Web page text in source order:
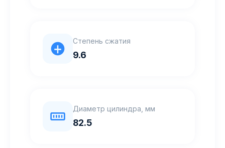
Степень сжатия
9.6
Диаметр цилиндра, мм
82.5